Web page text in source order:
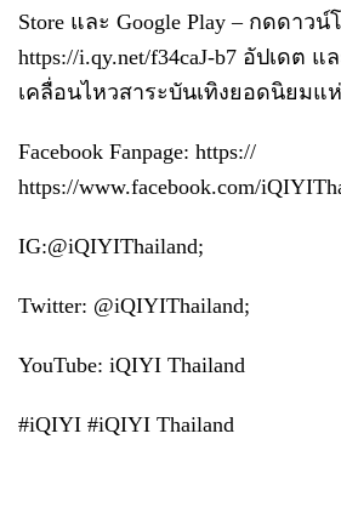
Store และ Google Play – กดดาว
https://i.qy.net/f34caJ-b7 อัปเดต แ
เคลื่อนไหวสาระบันเทิงยอดนิยมแห่
Facebook Fanpage: https://
https://www.facebook.com/
IG:@iQIYIThailand;
Twitter: @iQIYIThailand;
YouTube: iQIYI Thailand
#iQIYI #iQIYI Thailand